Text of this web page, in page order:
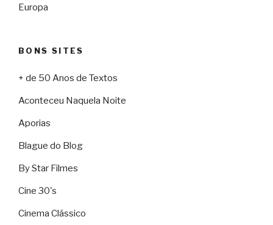
Europa
BONS SITES
+ de 50 Anos de Textos
Aconteceu Naquela Noite
Aporias
Blague do Blog
By Star Filmes
Cine 30's
Cinema Clássico